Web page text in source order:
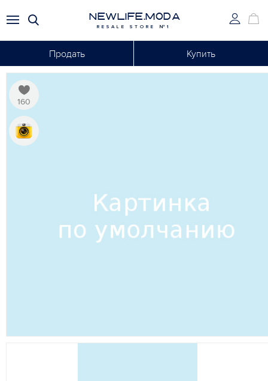
NEWLIFE.MODA
RESALE STORE №1
Продать Купить
160